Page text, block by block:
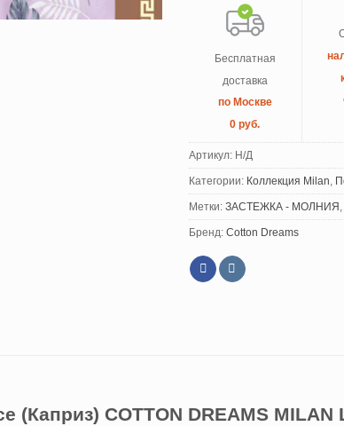
Бесплатная
доставка
по Москве
0 руб.
Артикул: Н/Д
Категории: Коллекция Milan
Метки: ЗАСТЕЖКА - МОЛНИЯ
Бренд: Cotton Dreams
(Каприз) COTTON DREAMS MILAN